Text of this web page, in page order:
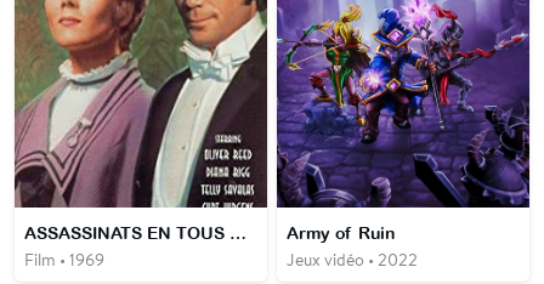
ASSASSINATS EN TOUS GENRES
Film • 1969
Army of Ruin
Jeux vidéo • 2022